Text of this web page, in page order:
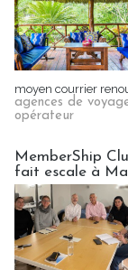
moyen courrier
agences de
opérateur
MemberShip
fait escale à